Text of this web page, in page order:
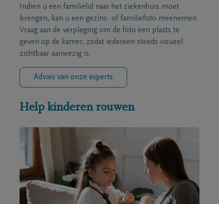
Indien u een familielid naar het ziekenhuis moet
brengen, kan u een gezins- of familiefoto meenemen.
Vraag aan de verpleging om de foto een plaats te
geven op de kamer, zodat iedereen steeds visueel
zichtbaar aanwezig is.
Advies van onze experts
Help kinderen rouwen